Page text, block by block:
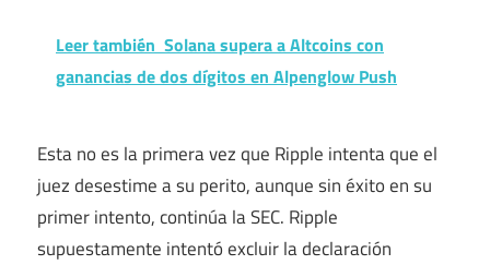
Leer también Solana supera a Altcoins con
ganancias de dos dígitos en Alpenglow Push
Esta no es la primera vez que Ripple intenta que el
juez desestime a su perito, aunque sin éxito en su
primer intento, continúa la SEC. Ripple
supuestamente intentó excluir la declaración